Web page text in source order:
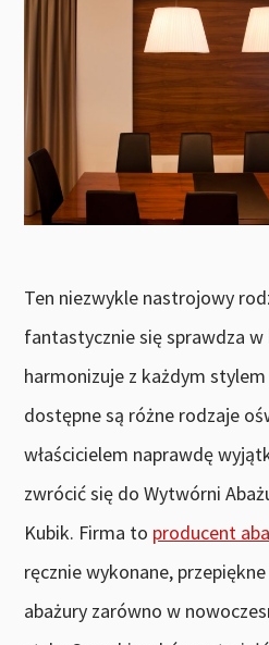
Ten niezwykle nastrojowy
fantastycznie się sprawdza
harmonizuje z każdym stylem
dostępne są różne rodzaje
właścicielem naprawdę
zwrócić się do Wytwórni
Kubik. Firma to producent
ręcznie wykonane,
abażury zarówno w